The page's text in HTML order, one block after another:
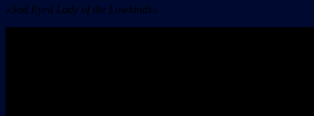
«Sad Eyed Lady of the Lowlands»